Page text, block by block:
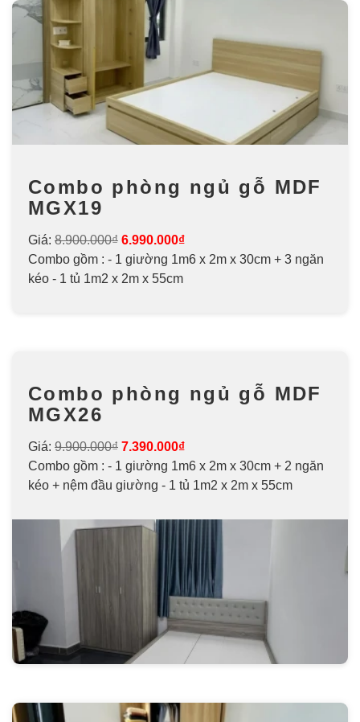
Combo phòng ngủ gỗ MDF
MGX19
Giá: 8.900.000₫ 6.990.000₫
Combo gồm : - 1 giường 1m6 x 2m x 30cm + 3 ngăn
kéo - 1 tủ 1m2 x 2m x 55cm
Combo phòng ngủ gỗ MDF
MGX26
Giá: 9.900.000₫ 7.390.000₫
Combo gồm : - 1 giường 1m6 x 2m x 30cm + 2 ngăn
kéo + nệm đầu giường - 1 tủ 1m2 x 2m x 55cm